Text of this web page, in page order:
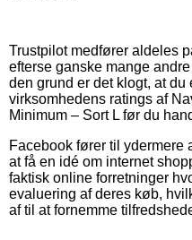
Trustpilot medfører aldeles
efterse ganske mange
den grund er det klogt, at du
virksomhedens ratings af
Minimum – Sort L før du
Facebook fører til
at få en idé om internet
faktisk online forretninger
evaluering af deres køb,
af til at fornemme